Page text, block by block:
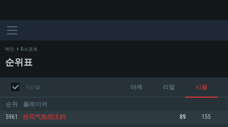
메인 E-스포츠
순위표
지난 달 아케 리얼 시뮬
순위 플레이어
5961 挂苟气氛组没妈 89 155